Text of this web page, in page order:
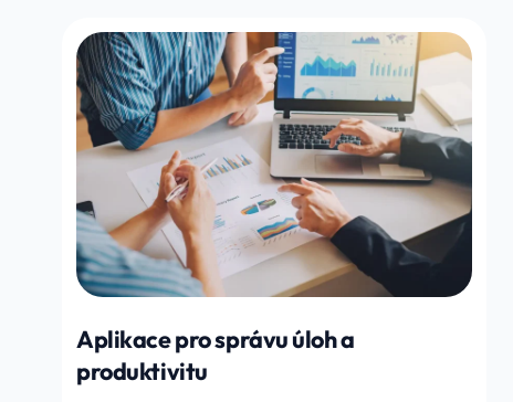
Aplikace pro správu úloh a
produktivitu